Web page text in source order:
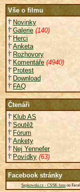
Vše o filmu
Novinky
Galerie (140)
Herci
Anketa
Rozhovory
Komentáře (4940)
Protest
Download
FAQ
Čtenáři
Klub AS
Soutěž
Fórum
Ankety
Nej Yennefer
Povídky (63)
Facebook stránky
Sapkowski.cz - CS/SK fans on